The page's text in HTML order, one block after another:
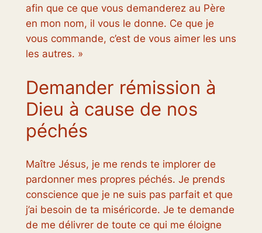
afin que ce que vous demanderez au Père
en mon nom, il vous le donne. Ce que je
vous commande, c’est de vous aimer les uns
les autres. »
Demander rémission à
Dieu à cause de nos
péchés
Maître Jésus, je me rends te implorer de
pardonner mes propres péchés. Je prends
conscience que je ne suis pas parfait et que
j’ai besoin de ta miséricorde. Je te demande
de me délivrer de toute ce qui me éloigne